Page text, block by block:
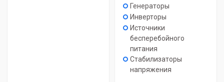
Генераторы
Инверторы
Источники
бесперебойного
питания
Стабилизаторы
напряжения